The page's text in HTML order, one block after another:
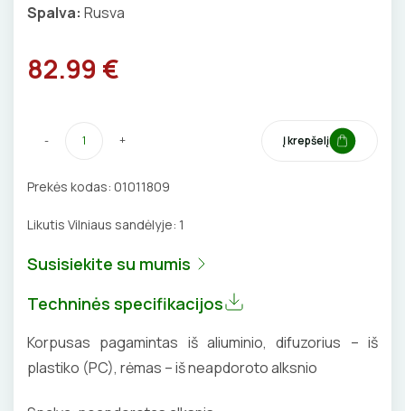
IZOLIACINĖS JUOSTOS
SANDARIKLIAI
BATERIJOS
EL. SKAMBUČIAI
ŽAIBOSAUGA IR ĮŽEMINIMAS
IŠMANŪS NAMAI
DŪMŲ DETEKTORIAI
PIRŠTINĖS
CHEMIJA
GRĘŽIMO KARŪNOS, GRĄŽTAI
GULSČIUKAI
ETIKEČIŲ SPAUSDINTUVAI
Spalva: Rusva
82.99 €
- + Į krepšelį
Prekės kodas: 01011809
Likutis Vilniaus sandėlyje: 1
Susisiekite su mumis
Techninės specifikacijos
Korpusas pagamintas iš aliuminio, difuzorius – iš
plastiko (PC), rėmas – iš neapdoroto alksnio